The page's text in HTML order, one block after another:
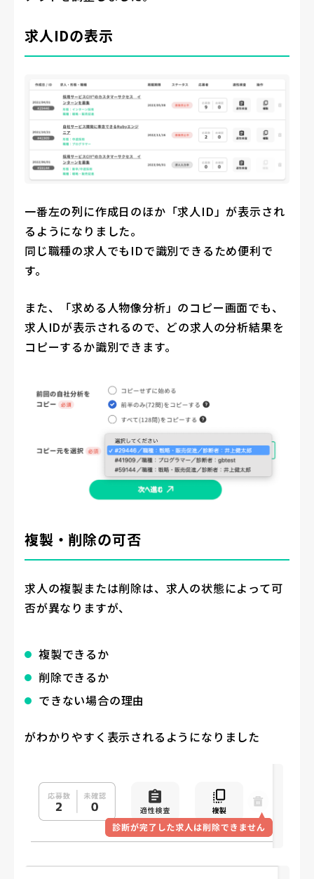
求人IDの表示
一番左の列に作成日のほか「求人ID」が表示され
るようになりました。
同じ職種の求人でもIDで識別できるため便利で
す。
また、「求める人物像分析」のコピー画面でも、
求人IDが表示されるので、どの求人の分析結果を
コピーするか識別できます。
複製・削除の可否
求人の複製または削除は、求人の状態によって可
否が異なりますが、
複製できるか
削除できるか
できない場合の理由
がわかりやすく表示されるようになりました